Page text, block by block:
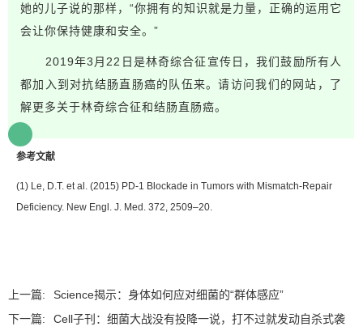
她的儿子说的那样，“你拥有的知识就是力量，正确的运用它
会让你保持健康和安全。”
2019年3月22日是林奇综合征宣传日，我们鼓励所有人
都加入到对抗结肠直肠癌的队伍来。请访问我们的网站， 了
解更多关于林奇综合征和结肠直肠癌。
参考文献
(1) Le, D.T. et al. (2015) PD-1 Blockade in Tumors with Mismatch-Repair
Deficiency. New Engl. J. Med. 372, 2509–20.
上一篇:
Science揭示：身体如何应对细菌的“群体感应”
下一篇:
Cell子刊：细菌大战没有投降一说，打不过就发动自杀式袭